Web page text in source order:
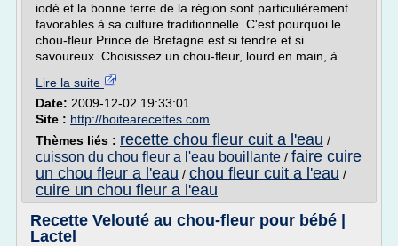
iodé et la bonne terre de la région sont particulièrement
favorables à sa culture traditionnelle. C'est pourquoi le
chou-fleur Prince de Bretagne est si tendre et si
savoureux. Choisissez un chou-fleur, lourd en main, à...
Lire la suite
Date: 2009-12-02 19:33:01
Site : http://boitearecettes.com
Thèmes liés : recette chou fleur cuit a l'eau /
cuisson du chou fleur a l'eau bouillante / faire cuire
un chou fleur a l'eau / chou fleur cuit a l'eau /
cuire un chou fleur a l'eau
Recette Velouté au chou-fleur pour bébé |
Lactel